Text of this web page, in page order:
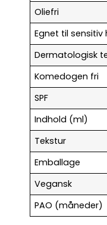
Oliefri
Egnet til sensitiv
Dermatologisk
Komedogen fri
SPF
Indhold (ml)
Tekstur
Emballage
Vegansk
PAO (måneder)